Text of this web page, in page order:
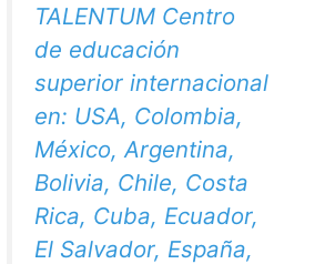
TALENTUM Centro
de educación
superior internacional
en: USA, Colombia,
México, Argentina,
Bolivia, Chile, Costa
Rica, Cuba, Ecuador,
El Salvador, España,